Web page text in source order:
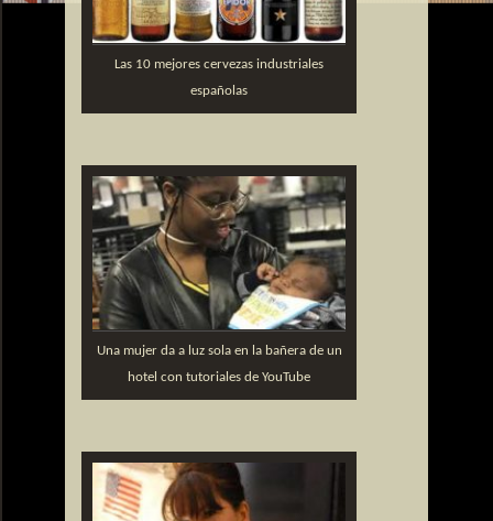
Las 10 mejores cervezas industriales
españolas
Una mujer da a luz sola en la bañera de un
hotel con tutoriales de YouTube